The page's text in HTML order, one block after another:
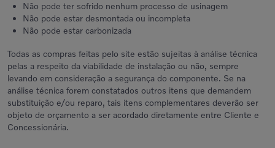
Não pode ter sofrido nenhum processo de usinagem
Não pode estar desmontada ou incompleta
Não pode estar carbonizada
Todas as compras feitas pelo site estão sujeitas à análise técnica
pelas a respeito da viabilidade de instalação ou não, sempre
levando em consideração a segurança do componente. Se na
análise técnica forem constatados outros itens que demandem
substituição e/ou reparo, tais itens complementares deverão ser
objeto de orçamento a ser acordado diretamente entre Cliente e
Concessionária.